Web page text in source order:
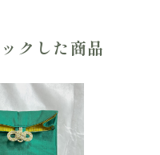
クした商品